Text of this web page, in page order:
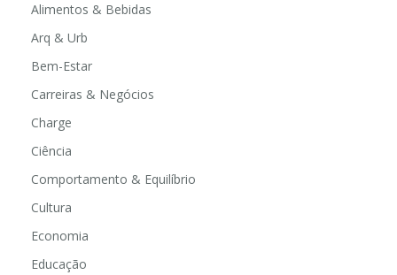
Alimentos & Bebidas
Arq & Urb
Bem-Estar
Carreiras & Negócios
Charge
Ciência
Comportamento & Equilíbrio
Cultura
Economia
Educação